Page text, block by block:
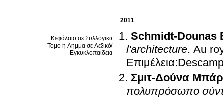
2011
Κεφάλαιο σε Συλλογικό
Τόμο ή Λήμμα σε Λεξικό/
Εγκυκλοπαίδεια
Schmidt-Dounas
l'architecture. Au
Σμιτ-Δούνα
πολυπρόσωπο